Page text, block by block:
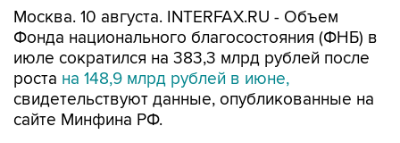
Москва. 10 августа. INTERFAX.RU - Объем
Фонда национального благосостояния (ФНБ) в
июле сократился на 383,3 млрд рублей после
роста на 148,9 млрд рублей в июне,
свидетельствуют данные, опубликованные на
сайте Минфина РФ.